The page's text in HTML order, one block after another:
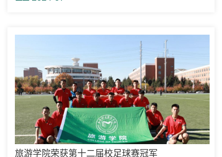
秀单位称号。学校今年暑期社会实践活动已经圆满落下帷
幕。广大青年在实践过程中受到了教育、增长了才干、做出
了贡献。团委将继续组织全校青年学...
旅游学院荣获第十二届校足球赛冠军